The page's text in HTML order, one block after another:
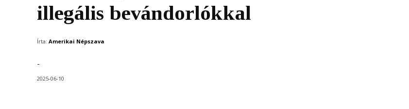
illegális bevándorlókkal
Írta: Amerikai Népszava
-
2025-06-10